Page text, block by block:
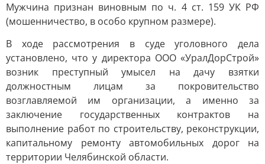
Мужчина признан виновным по ч. 4 ст. 159 УК РФ
(мошенничество, в особо крупном размере).
В ходе рассмотрения в суде уголовного дела
установлено, что у директора ООО «УралДорСтрой»
возник преступный умысел на дачу взятки
должностным лицам за покровительство
возглавляемой им организации, а именно за
заключение государственных контрактов на
выполнение работ по строительству, реконструкции,
капитальному ремонту автомобильных дорог на
территории Челябинской области.